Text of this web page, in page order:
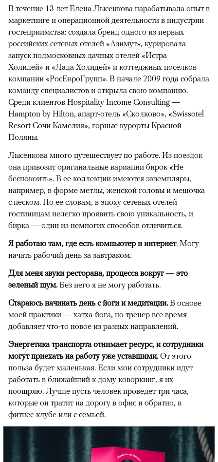
В течение 13 лет Елена Лысенкова нарабатывала опыт в
маркетинге и операционной деятельности в индустрии
гостеприимства: создала бренд одного из первых
российских сетевых отелей «Азимут», курировала
запуск подмосковных дачных отелей «Истра
Холидей» и «Лада Холидей» и коттеджных поселков
компании «РосЕвроГрупп». В начале 2009 года собрала
команду специалистов и открыла свою компанию.
Среди клиентов Hospitality Income Consulting —
Hampton by Hilton, апарт-отель «Сколково», «Swissotel
Resort Сочи Камелия», горные курорты Красной
Поляны.
Лысенкова много путешествует по работе. Из поездок
она привозит оригинальные вариации бирок «Не
беспокоить». В ее коллекции имеются экземпляры,
например, в форме метлы, женской головы и мешочка
с песком. По ее словам, в эпоху сетевых отелей
гостиницам нелегко проявить свою уникальность, и
бирка — один из немногих способов отличиться.
Я работаю там, где есть компьютер и интернет. Могу
начать рабочий день за завтраком.
Для меня звуки ресторана, процесса вокруг — это
зеленый шум.Без него я не могу работать.
Стараюсь начинать день с йоги и медитации.В основе
моей практики — хатха-йога, но тренер все время
добавляет что-то новое из разных направлений.
Энергетика транспорта отнимает ресурс, и сотрудники
могут приехать на работу уже уставшими.От этого
польза будет маленькая. Если мои сотрудники идут
работать в ближайший к дому коворкинг, я их
поощряю. Лучше пусть человек проведет три часа,
которые он тратит на дорогу в офис и обратно, в
фитнес-клубе или с семьей.